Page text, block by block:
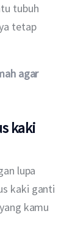
tubuh
tetap
agar
kaki
lupa
kaki ganti
kamu